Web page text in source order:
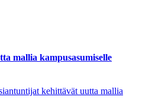
mallia kampusasumiselle
kehittävät uutta mallia